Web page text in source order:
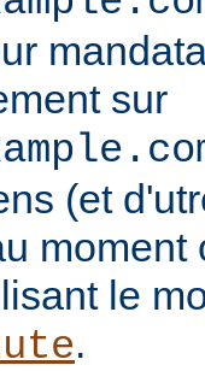
sur
(et
moment
le
.